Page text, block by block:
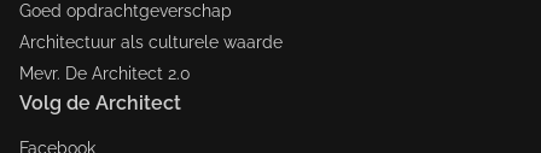
Goed opdrachtgeverschap
Architectuur als culturele waarde
Mevr. De Architect 2.0
Volg de Architect
Facebook